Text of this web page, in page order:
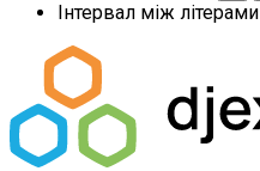
Інтервал між літерами